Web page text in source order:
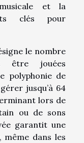
et la
clés pour
le nombre
être jouées
polyphonie de
jusqu’à 64
lors de
ou de sons
garantit une
dans les